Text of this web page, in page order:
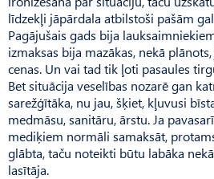
līdzekļi jāpārdala atbilstoši pašām
Pagājušais gads bija
izmaksas bija mazākas, nekā
cenas. Un vai tad tik ļoti pasaules
Bet situācija veselības nozarē gan
sarežģītāka, nu jau, šķiet, kļuvusi
medmāsu, sanitāru, ārstu. Ja
mediķiem normāli samaksāt,
glābta, taču noteikti būtu labāka
lasītāja.